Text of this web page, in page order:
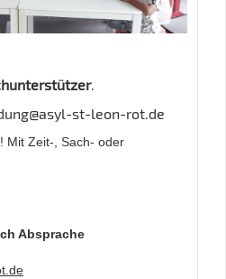
.
st-leon-rot.de
Mit Zeit-, Sach- oder
Absprache